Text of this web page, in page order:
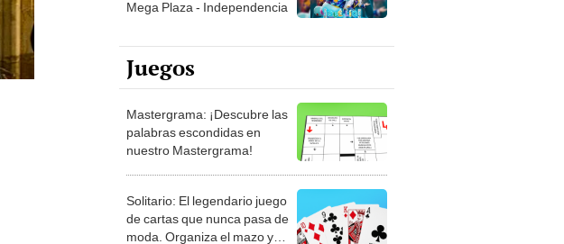
Mega Plaza - Independencia
Juegos
Mastergrama: ¡Descubre las
palabras escondidas en
nuestro Mastergrama!
Solitario: El legendario juego
de cartas que nunca pasa de
moda. Organiza el mazo y